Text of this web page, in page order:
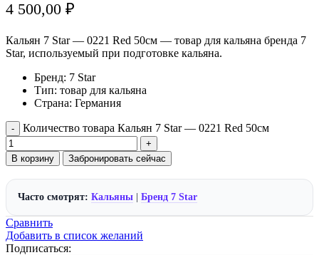
4 500,00 ₽
Кальян 7 Star — 0221 Red 50см — товар для кальяна бренда 7
Star, используемый при подготовке кальяна.
Бренд: 7 Star
Тип: товар для кальяна
Страна: Германия
Количество товара Кальян 7 Star — 0221 Red 50см
В корзину Забронировать сейчас
Часто смотрят: Кальяны Бренд 7 Star
Сравнить
Добавить в список желаний
Подписаться: